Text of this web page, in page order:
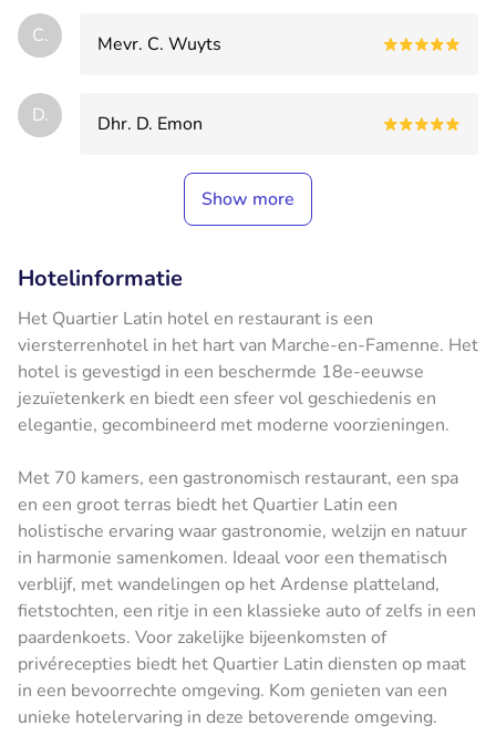
C. Mevr. C. Wuyts
D. Dhr. D. Emon
Show more
Hotelinformatie
Het Quartier Latin hotel en restaurant is een
viersterrenhotel in het hart van Marche-en-Famenne. Het
hotel is gevestigd in een beschermde 18e-eeuwse
jezuïetenkerk en biedt een sfeer vol geschiedenis en
elegantie, gecombineerd met moderne voorzieningen.
Met 70 kamers, een gastronomisch restaurant, een spa
en een groot terras biedt het Quartier Latin een
holistische ervaring waar gastronomie, welzijn en natuur
in harmonie samenkomen. Ideaal voor een thematisch
verblijf, met wandelingen op het Ardense platteland,
fietstochten, een ritje in een klassieke auto of zelfs in een
paardenkoets. Voor zakelijke bijeenkomsten of
privérecepties biedt het Quartier Latin diensten op maat
in een bevoorrechte omgeving. Kom genieten van een
unieke hotelervaring in deze betoverende omgeving.